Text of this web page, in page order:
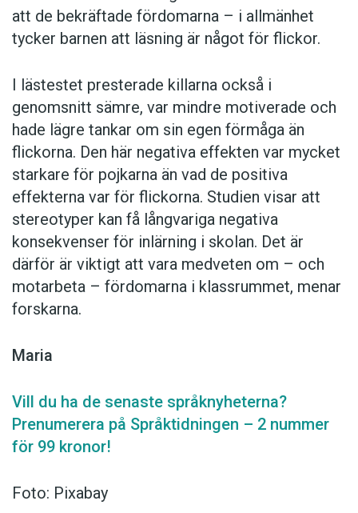
att de bekräftade fördomarna – i allmänhet
tycker barnen att läsning är något för flickor.
I lästestet presterade killarna också i
genomsnitt sämre, var mindre motiverade och
hade lägre tankar om sin egen förmåga än
flickorna. Den här negativa effekten var mycket
starkare för pojkarna än vad de positiva
effekterna var för flickorna. Studien visar att
stereotyper kan få långvariga negativa
konsekvenser för inlärning i skolan. Det är
därför är viktigt att vara medveten om – och
motarbeta – fördomarna i klassrummet, menar
forskarna.
Maria
Vill du ha de senaste språknyheterna?
Prenumerera på Språktidningen – 2 nummer
för 99 kronor!
Foto: Pixabay